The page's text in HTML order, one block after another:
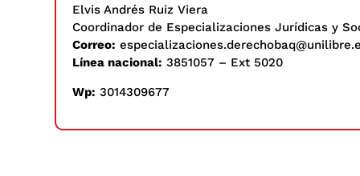
Elvis Andrés Ruiz Viera
Coordinador de Especializaciones Jurídicas y
Correo:
Línea nacional: 3851057 – Ext 5020
Wp: 3014309677